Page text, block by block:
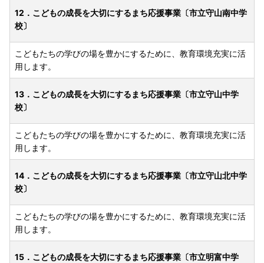
12．こどもの成長を大切にするまち応援事業〔市立守山南中学
校〕
こどもたちの学びの場を豊かにするために、教育環境充実に活
用します。
13．こどもの成長を大切にするまち応援事業〔市立守山中学
校〕
こどもたちの学びの場を豊かにするために、教育環境充実に活
用します。
14．こどもの成長を大切にするまち応援事業〔市立守山北中学
校〕
こどもたちの学びの場を豊かにするために、教育環境充実に活
用します。
15．こどもの成長を大切にするまち応援事業〔市立明富中学